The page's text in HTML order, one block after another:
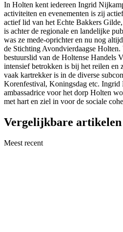
In Holten kent iedereen Ingrid
activiteiten en evenementen is zij
actief lid van het Echte Bakkers
is achter de regionale en landelijke
was ze mede-oprichter en nu nog
de Stichting Avondvierdaagse
bestuurslid van de Holtense Handels
intensief betrokken is bij het reilen en
vaak kartrekker is in de diverse
Korenfestival, Koningsdag etc. Ingrid
ambassadrice voor het dorp Holten
met hart en ziel in voor de sociale
Vergelijkbare artikelen
Meest recent